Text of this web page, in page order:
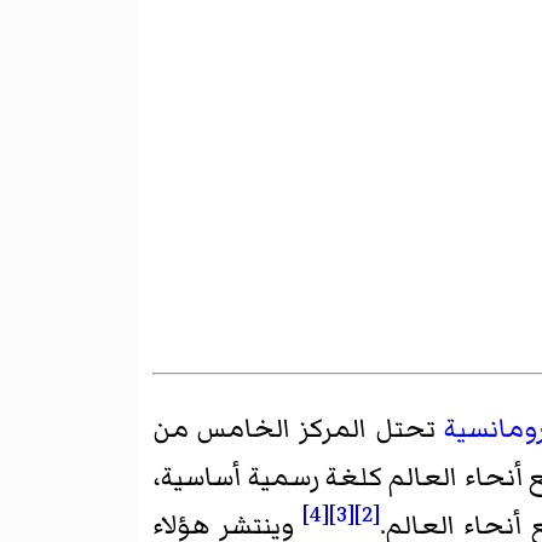
تحتل المركز الخامس من
في جميع أنحاء العالم كلغة رسمية أساسية،
العالم.[2]
[3]
[4] وينتشر هؤلاء